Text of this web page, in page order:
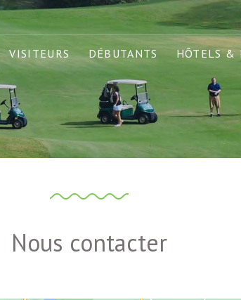
VISITEURS DÉBUTANTS HÔTELS &
Nous contacter